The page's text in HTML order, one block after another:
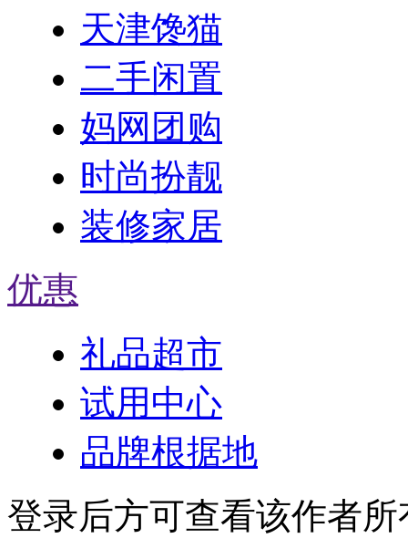
天津馋猫
二手闲置
妈网团购
时尚扮靓
装修家居
优惠
礼品超市
试用中心
品牌根据地
登录后方可查看该作者所